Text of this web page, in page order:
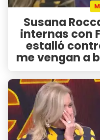
Susana
internas con
estalló
me vengan a